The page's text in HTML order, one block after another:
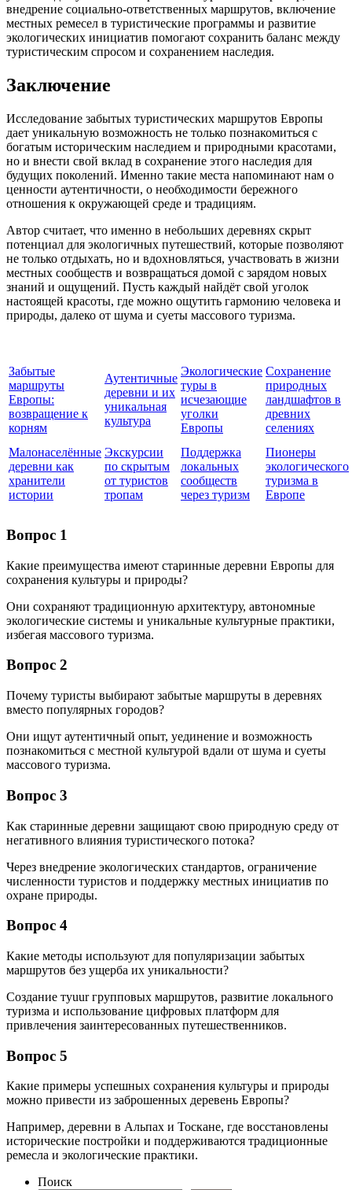
внедрение социально-ответственных маршрутов, включение
местных ремесел в туристические программы и развитие
экологических инициатив помогают сохранить баланс между
туристическим спросом и сохранением наследия.
Заключение
Исследование забытых туристических маршрутов Европы
дает уникальную возможность не только познакомиться с
богатым историческим наследием и природными красотами,
но и внести свой вклад в сохранение этого наследия для
будущих поколений. Именно такие места напоминают нам о
ценности аутентичности, о необходимости бережного
отношения к окружающей среде и традициям.
Автор считает, что именно в небольших деревнях скрыт
потенциал для экологичных путешествий, которые позволяют
не только отдыхать, но и вдохновляться, участвовать в жизни
местных сообществ и возвращаться домой с зарядом новых
знаний и ощущений. Пусть каждый найдёт свой уголок
настоящей красоты, где можно ощутить гармонию человека и
природы, далеко от шума и суеты массового туризма.
Забытые
маршруты
Европы:
возвращение к
корням
Аутентичные
деревни и их
уникальная
культура
Экологические
туры в
исчезающие
уголки
Европы
Сохранение
природных
ландшафтов в
древних
селениях
Малонаселённые
деревни как
хранители
истории
Экскурсии
по скрытым
от туристов
тропам
Поддержка
локальных
сообществ
через туризм
Пионеры
экологического
туризма в
Европе
Вопрос 1
Какие преимущества имеют старинные деревни Европы для
сохранения культуры и природы?
Они сохраняют традиционную архитектуру, автономные
экологические системы и уникальные культурные практики,
избегая массового туризма.
Вопрос 2
Почему туристы выбирают забытые маршруты в деревнях
вместо популярных городов?
Они ищут аутентичный опыт, уединение и возможность
познакомиться с местной культурой вдали от шума и суеты
массового туризма.
Вопрос 3
Как старинные деревни защищают свою природную среду от
негативного влияния туристического потока?
Через внедрение экологических стандартов, ограничение
численности туристов и поддержку местных инициатив по
охране природы.
Вопрос 4
Какие методы используют для популяризации забытых
маршрутов без ущерба их уникальности?
Создание тyuur групповых маршрутов, развитие локального
туризма и использование цифровых платформ для
привлечения заинтересованных путешественников.
Вопрос 5
Какие примеры успешных сохранения культуры и природы
можно привести из заброшенных деревень Европы?
Например, деревни в Альпах и Тоскане, где восстановлены
исторические постройки и поддерживаются традиционные
ремесла и экологические практики.
Поиск